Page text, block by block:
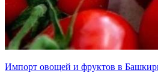
Импорт овощей и фруктов в